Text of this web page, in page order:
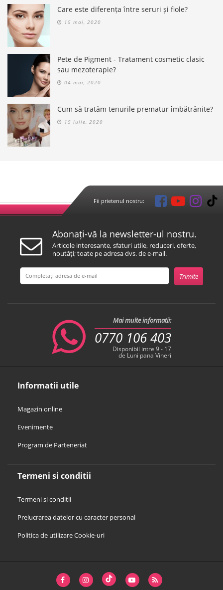
Care este diferența între seruri și fiole?
15 mai, 2020
Pete de Pigment - Tratament cosmetic clasic
sau mezoterapie?
04 mai, 2020
Cum să tratăm tenurile prematur îmbătrânite?
15 iulie, 2020
Fii prietenul nostru:
Informatii utile
Magazin online
Evenimente
Program de Parteneriat
Termeni si conditii
Termeni si conditii
Prelucrarea datelor cu caracter personal
Politica de utilizare Cookie-uri
Abonați-vă la newsletter-ul nostru.
Articole interesante, sfaturi utile, reduceri, oferte,
noutăți; toate pe adresa dvs. de e-mail.
Mai multe informatii:
0770 106 403
Disponibil intre 9 - 17
de Luni pana Vineri